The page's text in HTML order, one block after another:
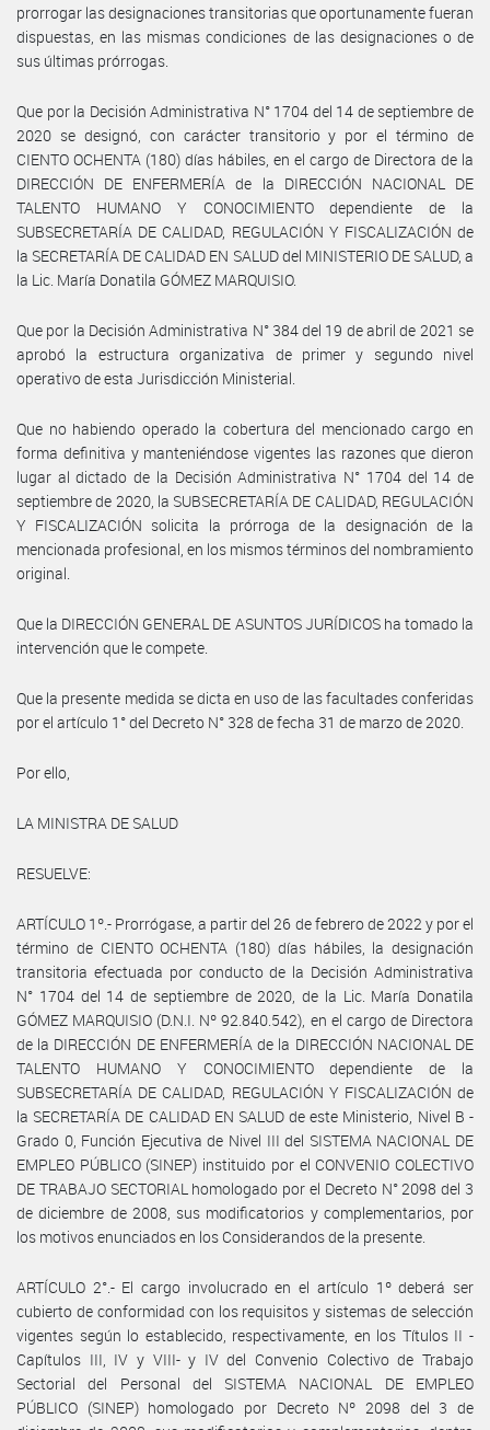
prorrogar las designaciones transitorias que oportunamente fueran
dispuestas, en las mismas condiciones de las designaciones o de
sus últimas prórrogas.
Que por la Decisión Administrativa N° 1704 del 14 de septiembre de
2020 se designó, con carácter transitorio y por el término de
CIENTO OCHENTA (180) días hábiles, en el cargo de Directora de la
DIRECCIÓN DE ENFERMERÍA de la DIRECCIÓN NACIONAL DE
TALENTO HUMANO Y CONOCIMIENTO dependiente de la
SUBSECRETARÍA DE CALIDAD, REGULACIÓN Y FISCALIZACIÓN de
la SECRETARÍA DE CALIDAD EN SALUD del MINISTERIO DE SALUD, a
la Lic. María Donatila GÓMEZ MARQUISIO.
Que por la Decisión Administrativa N° 384 del 19 de abril de 2021 se
aprobó la estructura organizativa de primer y segundo nivel
operativo de esta Jurisdicción Ministerial.
Que no habiendo operado la cobertura del mencionado cargo en
forma definitiva y manteniéndose vigentes las razones que dieron
lugar al dictado de la Decisión Administrativa N° 1704 del 14 de
septiembre de 2020, la SUBSECRETARÍA DE CALIDAD, REGULACIÓN
Y FISCALIZACIÓN solicita la prórroga de la designación de la
mencionada profesional, en los mismos términos del nombramiento
original.
Que la DIRECCIÓN GENERAL DE ASUNTOS JURÍDICOS ha tomado la
intervención que le compete.
Que la presente medida se dicta en uso de las facultades conferidas
por el artículo 1° del Decreto N° 328 de fecha 31 de marzo de 2020.
Por ello,
LA MINISTRA DE SALUD
RESUELVE:
ARTÍCULO 1º.- Prorrógase, a partir del 26 de febrero de 2022 y por el
término de CIENTO OCHENTA (180) días hábiles, la designación
transitoria efectuada por conducto de la Decisión Administrativa
N° 1704 del 14 de septiembre de 2020, de la Lic. María Donatila
GÓMEZ MARQUISIO (D.N.I. Nº 92.840.542), en el cargo de Directora
de la DIRECCIÓN DE ENFERMERÍA de la DIRECCIÓN NACIONAL DE
TALENTO HUMANO Y CONOCIMIENTO dependiente de la
SUBSECRETARÍA DE CALIDAD, REGULACIÓN Y FISCALIZACIÓN de
la SECRETARÍA DE CALIDAD EN SALUD de este Ministerio, Nivel B -
Grado 0, Función Ejecutiva de Nivel III del SISTEMA NACIONAL DE
EMPLEO PÚBLICO (SINEP) instituido por el CONVENIO COLECTIVO
DE TRABAJO SECTORIAL homologado por el Decreto N° 2098 del 3
de diciembre de 2008, sus modificatorios y complementarios, por
los motivos enunciados en los Considerandos de la presente.
ARTÍCULO 2°.- El cargo involucrado en el artículo 1º deberá ser
cubierto de conformidad con los requisitos y sistemas de selección
vigentes según lo establecido, respectivamente, en los Títulos II -
Capítulos III, IV y VIII- y IV del Convenio Colectivo de Trabajo
Sectorial del Personal del SISTEMA NACIONAL DE EMPLEO
PÚBLICO (SINEP) homologado por Decreto Nº 2098 del 3 de